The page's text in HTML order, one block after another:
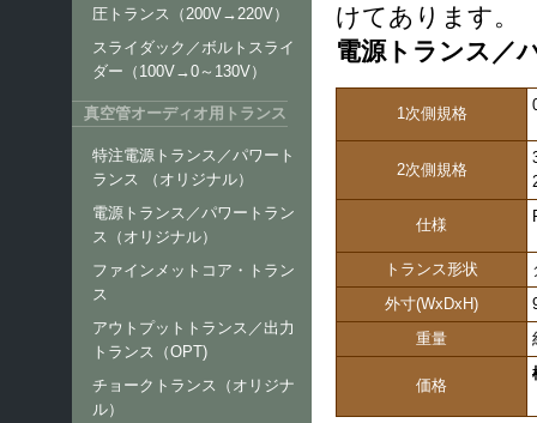
けてあります。
電源トランス／
1次側規格
2次側規格
仕様
トランス形状
外寸(WxDxH)
重量
価格
圧トランス（200V→220V）
スライダック／ボルトスライ
ダー（100V→0～130V）
真空管オーディオ用トランス
特注電源トランス／パワート
ランス （オリジナル）
電源トランス／パワートラン
ス（オリジナル）
ファインメットコア・トラン
ス
アウトプットトランス／出力
トランス（OPT)
チョークトランス（オリジナ
ル）